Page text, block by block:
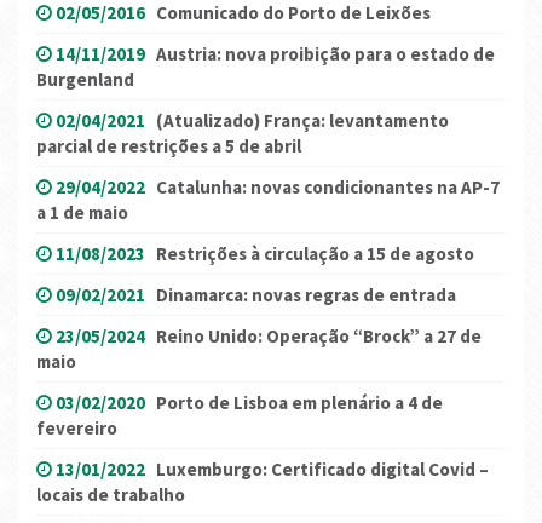
02/05/2016 Comunicado do Porto de Leixões
14/11/2019 Austria: nova proibição para o estado de
Burgenland
02/04/2021 (Atualizado) França: levantamento
parcial de restrições a 5 de abril
29/04/2022 Catalunha: novas condicionantes na AP-7
a 1 de maio
11/08/2023 Restrições à circulação a 15 de agosto
09/02/2021 Dinamarca: novas regras de entrada
23/05/2024 Reino Unido: Operação “Brock” a 27 de
maio
03/02/2020 Porto de Lisboa em plenário a 4 de
fevereiro
13/01/2022 Luxemburgo: Certificado digital Covid –
locais de trabalho